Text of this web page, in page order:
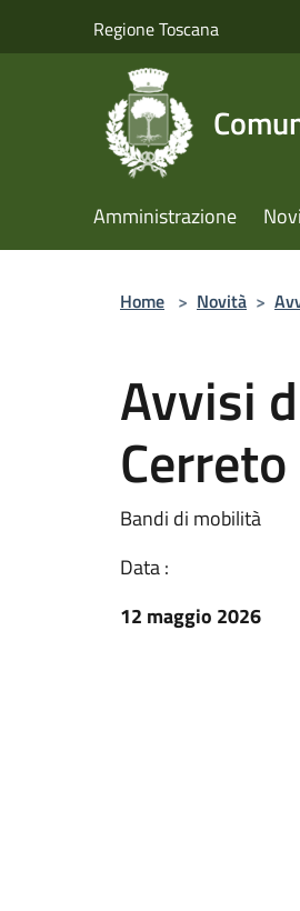
Regione Toscana
Amministrazione
Home > Novità >
Avvisi
Bandi di mobilità
Data :
12 maggio 2026